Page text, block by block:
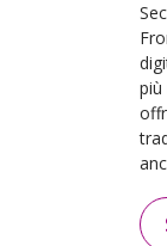
più